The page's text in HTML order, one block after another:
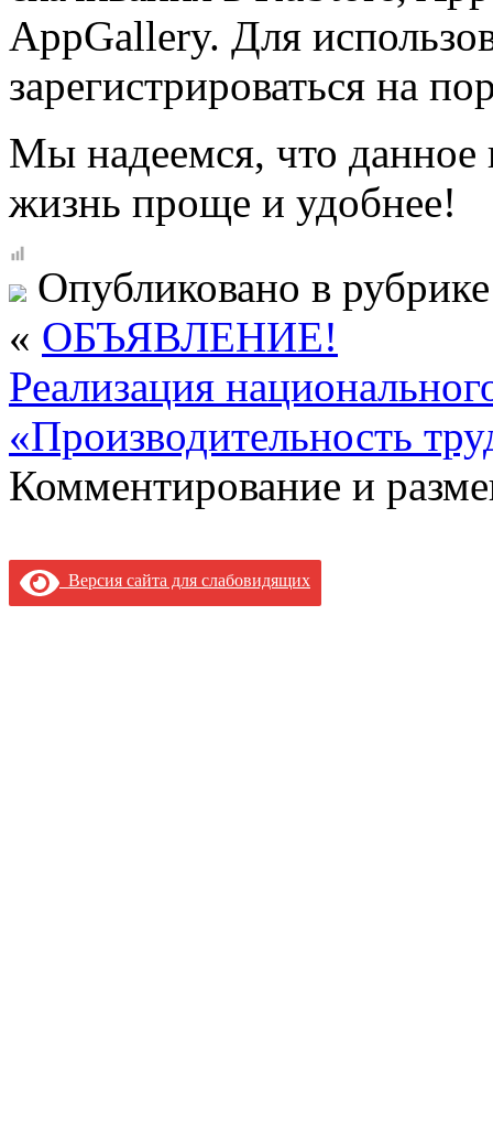
AppGallery. Для
зарегистрироваться на
Мы надеемся, что данное
жизнь проще и удобнее!
Опубликовано в
« ОБЪЯВЛЕНИЕ!
Реализация
«Производительность
Комментирование и
Версия сайта для слабовидящих